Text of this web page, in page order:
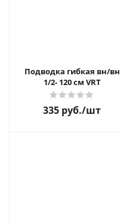
Подводка гибкая вн/вн
1/2- 120 см VRT
335 руб./шт